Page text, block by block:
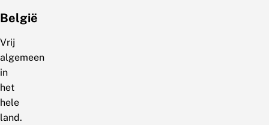
België
Vrij
algemeen
in
het
hele
land.